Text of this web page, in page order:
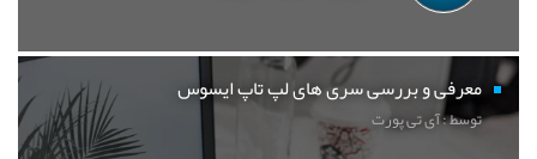
معرفی و بررسی سری های لپ تاپ ایسوس
توسط : آی تی پورت